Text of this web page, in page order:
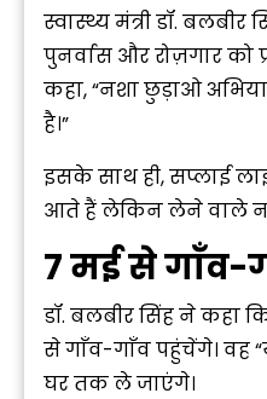
स्वास्थ्य मंत्री डॉ.
पुनर्वास और रोज़गार को
कहा, “नशा छुड़ाओ
है।”
इसके साथ ही, सप्लाई
आते हैं लेकिन लेने वाले
7 मई से गाँव-
डॉ. बलबीर सिंह ने कहा
से गाँव-गाँव पहुंचेंगे। वह
घर तक ले जाएंगे।